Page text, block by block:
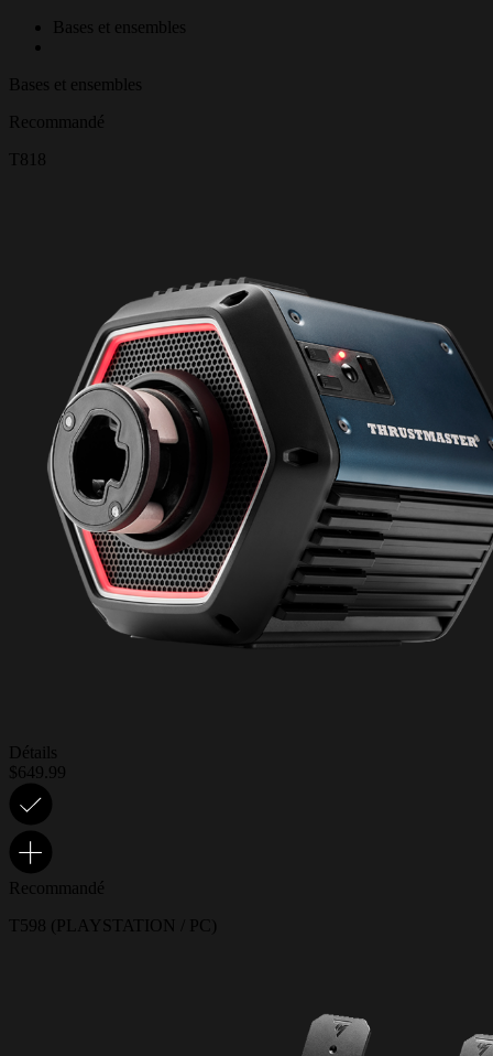
Bases et ensembles
Bases et ensembles
Recommandé
T818
Détails
$649.99
Recommandé
T598 (PLAYSTATION / PC)